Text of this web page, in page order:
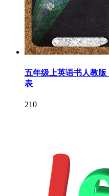
五年级上英语书人教
表
210